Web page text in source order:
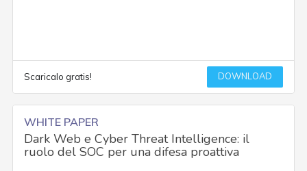
Scaricalo gratis! DOWNLOAD
WHITE PAPER
Dark Web e Cyber Threat Intelligence: il
ruolo del SOC per una difesa proattiva